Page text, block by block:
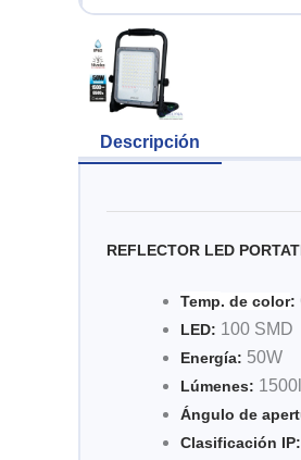
Descripción
REFLECTOR LED
Temp. de color:
LED: 100 SMD
Energía: 50W
Lúmenes:
Ángulo de
Clasificación IP: